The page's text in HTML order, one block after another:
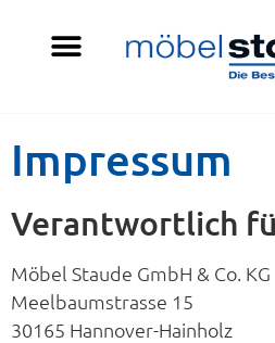
Impressum
Verantwortlich
Möbel Staude GmbH & Co. KG
Meelbaumstrasse 15
30165 Hannover-Hainholz